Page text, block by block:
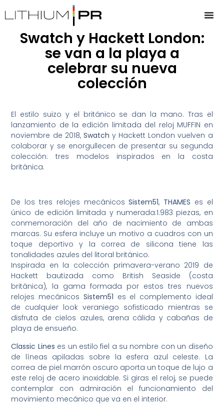
Swatch y Hackett London:
se van a la playa a
celebrar su nueva
colección
El estilo suizo y el británico se dan la mano. Tras el
lanzamiento de la edición limitada del reloj MUFFIN en
noviembre de 2018, Swatchy Hackett London vuelven a
colaborar y se enorgullecen de presentar su segunda
colección: tres modelos inspirados en la costa
británica.
De los tres relojes mecánicos Sistem51, THAMES es el
único de edición limitada y numerada:1.983 piezas, en
conmemoración del año de nacimiento de ambas
marcas. Su esfera incluye un motivo a cuadros con un
toque deportivo y la correa de silicona tiene las
tonalidades azules del litoral británico.
Inspirada en la colección primavera-verano 2019 de
Hackett bautizada como British Seaside (costa
británica), la gama formada por estos tres nuevos
relojes mecánicos Sistem51 es el complemento ideal
de cualquier look veraniego sofisticado mientras se
disfruta de cielos azules, arena cálida y cabañas de
playa de ensueño.
Classic Lines es un estilo fiel a su nombre con un diseño
de líneas apiladas sobre la esfera azul celeste. La
correa de piel marrón oscuro aporta un toque de lujo a
este reloj de acero inoxidable. Si giras el reloj, se puede
contemplar con admiración el funcionamiento del
movimiento mecánico que va en el interior.